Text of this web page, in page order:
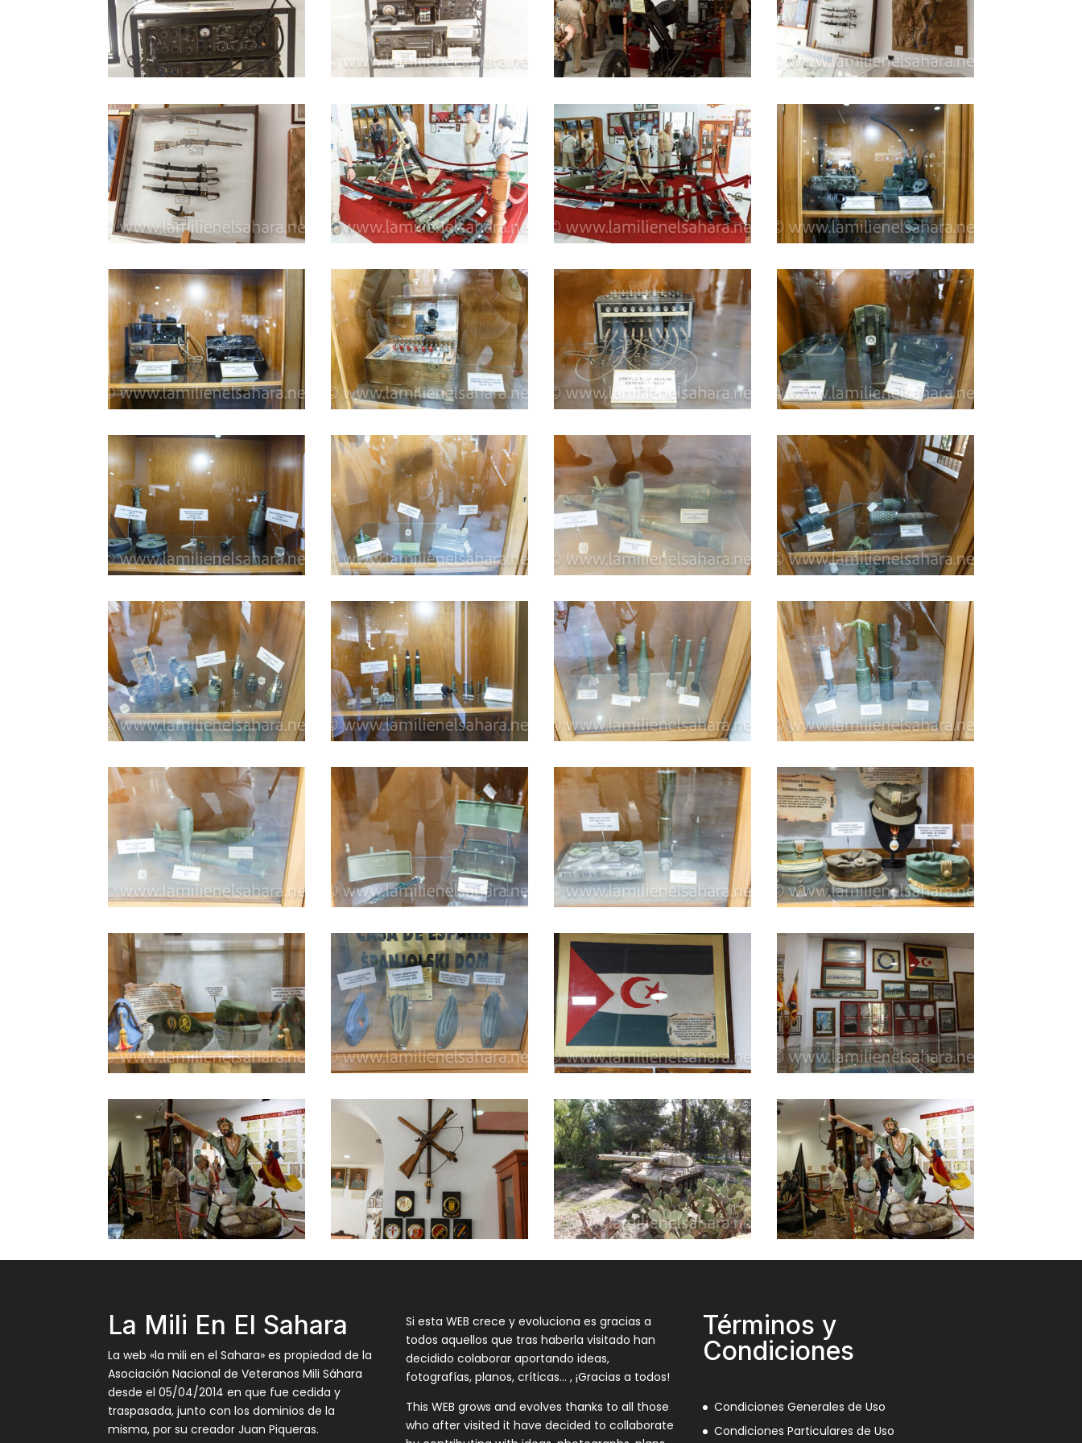
La Mili En El Sahara
La web «la mili en el Sahara» es propiedad de la
Asociación Nacional de Veteranos Mili Sáhara
desde el 05/04/2014 en que fue cedida y
traspasada, junto con los dominios de la
misma, por su creador Juan Piqueras.
Si esta WEB crece y evoluciona es gracias a
todos aquellos que tras haberla visitado han
decidido colaborar aportando ideas,
fotografías, planos, críticas… , ¡Gracias a todos!
This WEB grows and evolves thanks to all those
who after visited it have decided to collaborate
Términos y
Condiciones
Condiciones Generales de Uso
Condiciones Particulares de Uso